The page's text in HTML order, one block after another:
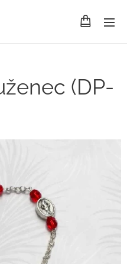
(DP-